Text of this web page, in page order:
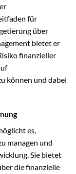
für
über
bietet er
finanzieller
können und dabei
es,
managen und
Sie bietet
die finanzielle